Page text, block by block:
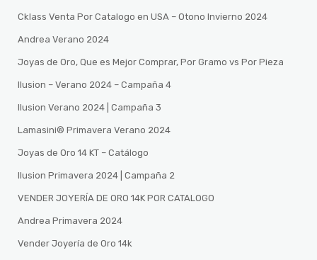
Cklass Venta Por Catalogo en USA – Otono Invierno 2024
Andrea Verano 2024
Joyas de Oro, Que es Mejor Comprar, Por Gramo vs Por Pieza
Ilusion – Verano 2024 – Campaña 4
Ilusion Verano 2024 | Campaña 3
Lamasini®️ Primavera Verano 2024
Joyas de Oro 14 KT – Catálogo
Ilusion Primavera 2024 | Campaña 2
VENDER JOYERÍA DE ORO 14K POR CATALOGO
Andrea Primavera 2024
Vender Joyería de Oro 14k